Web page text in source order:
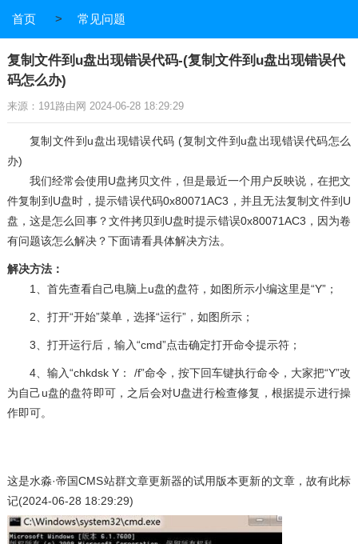
首页 > 常见问题
复制文件到u盘出现错误代码-(复制文件到u盘出现错误代
码怎么办)
来源：191路由网 2024-06-28 18:29:29
复制文件到u盘出现错误代码 (复制文件到u盘出现错误代码怎么
办)
我们经常会使用U盘拷贝文件，但是最近一个用户反映说，在把文
件复制到U盘时，提示错误代码0x80071AC3，并且无法复制文件到U
盘，这是怎么回事？文件拷贝到U盘时提示错误0x80071AC3，因为卷
有问题该怎么解决？下面请看具体解决方法。
解决方法：
1、首先查看自己电脑上u盘的盘符，如图所示小编这里是“Y”；
2、打开“开始”菜单，选择“运行”，如图所示；
3、打开运行后，输入“cmd”点击确定打开命令提示符；
4、输入“chkdsk Y： /f”命令，按下回车键执行命令，大家把“Y”改
为自己u盘的盘符即可，之后会对U盘进行检查修复，根据提示进行操
作即可。
这是水淼·帝国CMS站群文章更新器的试用版本更新的文章，故有此标
记(2024-06-28 18:29:29)